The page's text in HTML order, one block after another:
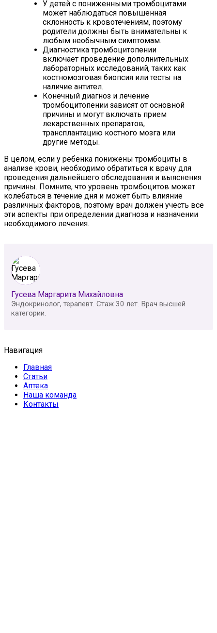
У детей с пониженными тромбоцитами
может наблюдаться повышенная
склонность к кровотечениям, поэтому
родители должны быть внимательны к
любым необычным симптомам.
Диагностика тромбоцитопении
включает проведение дополнительных
лабораторных исследований, таких как
костномозговая биопсия или тесты на
наличие антител.
Конечный диагноз и лечение
тромбоцитопении зависят от основной
причины и могут включать прием
лекарственных препаратов,
трансплантацию костного мозга или
другие методы.
В целом, если у ребенка понижены тромбоциты в
анализе крови, необходимо обратиться к врачу для
проведения дальнейшего обследования и выяснения
причины. Помните, что уровень тромбоцитов может
колебаться в течение дня и может быть влияние
различных факторов, поэтому врач должен учесть все
эти аспекты при определении диагноза и назначении
необходимого лечения.
Гусева Маргарита Михайловна
Эндокринолог, терапевт. Стаж 30 лет. Врач высшей
категории.
Навигация
Главная
Статьи
Аптека
Наша команда
Контакты